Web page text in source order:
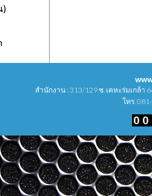
)
สำนักงาน : 313/129 ซ. เคหะร่มเกล้า
โทร.